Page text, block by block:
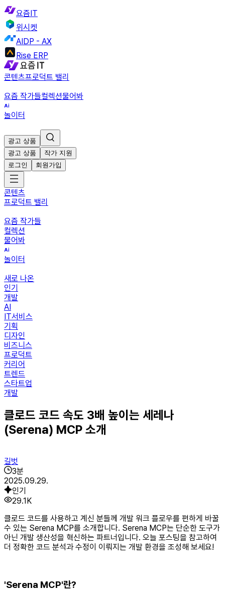
요즘IT
위시켓
AIDP - AX
Rise ERP
콘텐츠프로덕트 밸리
요즘 작가들컬렉션물어봐
놀이터
광고 상품
광고 상품
작가 지원
로그인
회원가입
콘텐츠
프로덕트 밸리
요즘 작가들
컬렉션
물어봐
놀이터
새로 나온
인기
개발
AI
IT서비스
기획
디자인
비즈니스
프로덕트
커리어
트렌드
스타트업
개발
클로드 코드 속도 3배 높이는 세레나
(Serena) MCP 소개
길벗
3분
2025.09.29.
인기
29.1K
클로드 코드를 사용하고 계신 분들께 개발 워크 플로우를 편하게 바꿀
수 있는 Serena MCP를 소개합니다. Serena MCP는 단순한 도구가
아닌 개발 생산성을 혁신하는 파트너입니다. 오늘 포스팅을 참고하여
더 정확한 코드 분석과 수정이 이뤄지는 개발 환경을 조성해 보세요!
'Serena MCP'란?